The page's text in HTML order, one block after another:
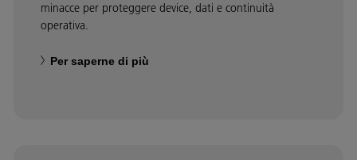
minacce per proteggere device, dati e continuità
operativa.
Per saperne di più